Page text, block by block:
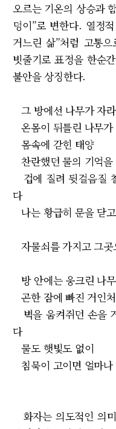
오르는 기온의 상승과
덩이”로 변한다. 열정
거느린 삶”처럼 고통
빗줄기로 표정을 한순
불안을 상징한다.
그 방에선 나무가 자
온몸이 뒤틀린 나무
몸속에 갇힌 태양
찬란했던 물의 기억을
겁에 질려 뒷걸음질
다
나는 황급히 문을 닫
자물쇠를 가지고 그
방 안에는 웅크린 나
곤한 잠에 빠진 거인
벽을 움켜쥐던 손을
다
물도 햇빛도 없이
침묵이 고이면 얼마
―｢백색
화자는 의도적인 의